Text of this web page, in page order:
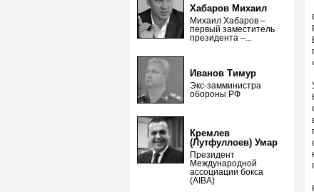
Хабаров Михаил
Михаил Хабаров –
первый заместитель
президента –...
Иванов Тимур
Экс-замминистра
обороны РФ
Кремлев
(Лутфуллоев) Умар
Президент
Международной
ассоциации бокса
(AIBA)